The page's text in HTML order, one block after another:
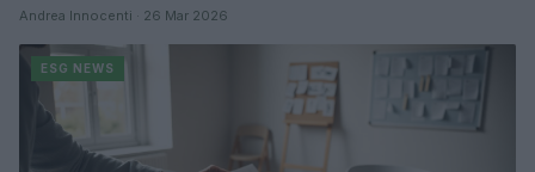
Andrea Innocenti · 26 Mar 2026
ESG NEWS